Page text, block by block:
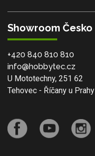
Showroom Česko
+420 840 810 810
info@hobbytec.cz
U Mototechny, 251 62
Tehovec - Říčany u Prahy